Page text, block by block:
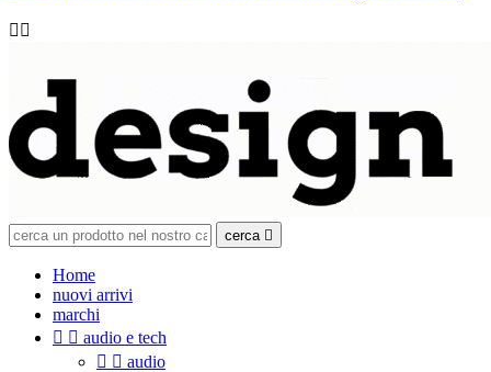

cerca 
Home
nuovi arrivi
marchi
  audio e tech
  audio